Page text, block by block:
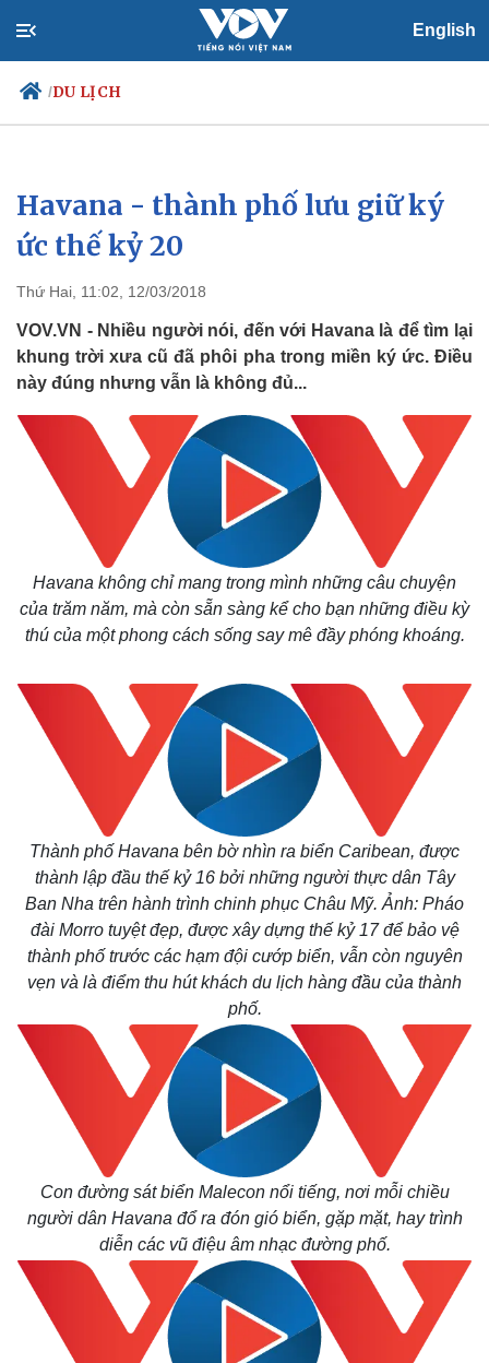
English
/DU LỊCH
Chính trị
Đảng
Tổ chức nhân sự
Nhận diện sự thật
Xã hội
Việc làm
Biển đảo
Havana - thành phố lưu giữ ký
ức thế kỷ 20
Thứ Hai, 11:02, 12/03/2018
VOV.VN - Nhiều người nói, đến với Havana là để tìm lại
khung trời xưa cũ đã phôi pha trong miền ký ức. Điều
này đúng nhưng vẫn là không đủ...
Havana không chỉ mang trong mình những câu chuyện
của trăm năm, mà còn sẵn sàng kể cho bạn những điều kỳ
thú của một phong cách sống say mê đầy phóng khoáng.
Thành phố Havana bên bờ nhìn ra biển Caribean, được
thành lập đầu thế kỷ 16 bởi những người thực dân Tây
Ban Nha trên hành trình chinh phục Châu Mỹ. Ảnh: Pháo
đài Morro tuyệt đẹp, được xây dựng thế kỷ 17 để bảo vệ
thành phố trước các hạm đội cướp biển, vẫn còn nguyên
vẹn và là điểm thu hút khách du lịch hàng đầu của thành
phố.
Con đường sát biển Malecon nổi tiếng, nơi mỗi chiều
người dân Havana đổ ra đón gió biển, gặp mặt, hay trình
diễn các vũ điệu âm nhạc đường phố.